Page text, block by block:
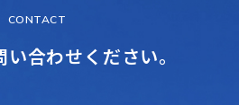
CONTACT
合わせください。